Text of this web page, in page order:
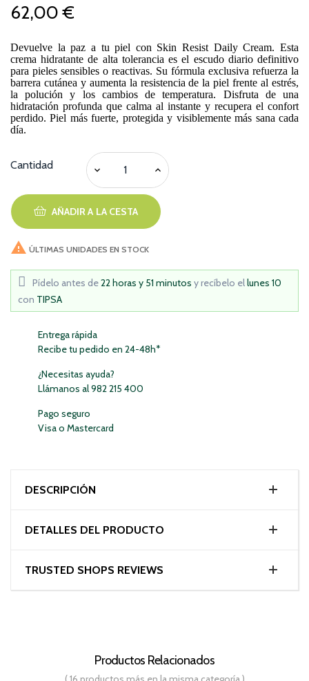
62,00 €
Devuelve la paz a tu piel con Skin Resist Daily Cream. Esta
crema hidratante de alta tolerancia es el escudo diario definitivo
para pieles sensibles o reactivas. Su fórmula exclusiva refuerza la
barrera cutánea y aumenta la resistencia de la piel frente al estrés,
la polución y los cambios de temperatura. Disfruta de una
hidratación profunda que calma al instante y recupera el confort
perdido. Piel más fuerte, protegida y visiblemente más sana cada
día.
Cantidad
AÑADIR A LA CESTA
 ÚLTIMAS UNIDADES EN STOCK
Pídelo antes de22 horas y 51 minutos y recíbelo ellunes 10
con TIPSA
Entrega rápida
Recibe tu pedido en 24-48h*
¿Necesitas ayuda?
Llámanos al 982 215 400
Pago seguro
Visa o Mastercard
DESCRIPCIÓN
DETALLES DEL PRODUCTO
TRUSTED SHOPS REVIEWS
Productos Relacionados